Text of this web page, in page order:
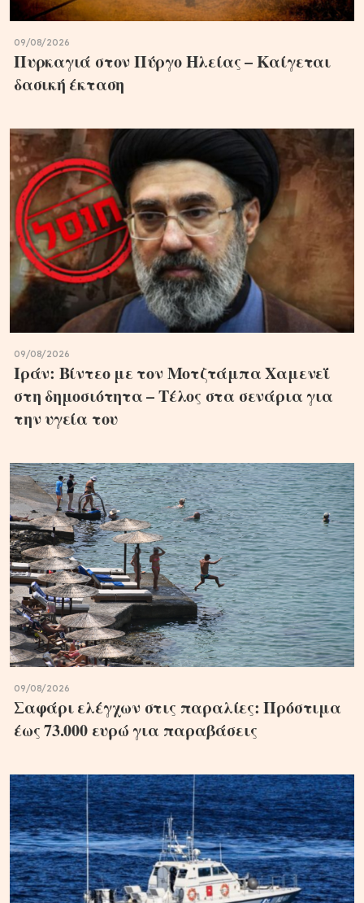
09/08/2026
Πυρκαγιά στον Πύργο Ηλείας – Καίγεται
δασική έκταση
09/08/2026
Ιράν: Βίντεο με τον Μοτζτάμπα Χαμενεΐ
στη δημοσιότητα – Τέλος στα σενάρια για
την υγεία του
09/08/2026
Σαφάρι ελέγχων στις παραλίες: Πρόστιμα
έως 73.000 ευρώ για παραβάσεις